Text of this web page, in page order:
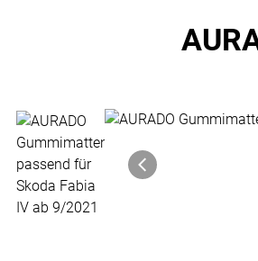
Produktgalerie
Zur Kaufbox springen